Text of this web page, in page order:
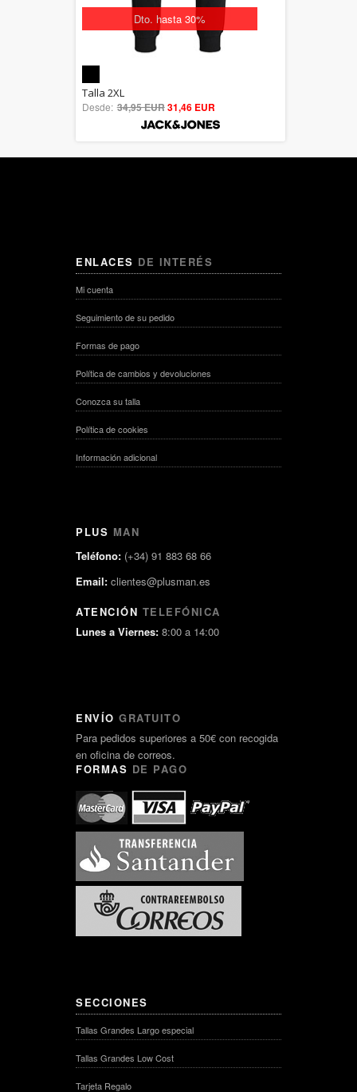
Dto. hasta 30%
out of 5
Talla 2XL
Desde: 34,95 EUR31,46 EUR
ENLACES DE INTERÉS
Mi cuenta
Seguimiento de su pedido
Formas de pago
Política de cambios y devoluciones
Conozca su talla
Política de cookies
Información adicional
PLUS MAN
Teléfono: (+34) 91 883 68 66
Email: clientes@plusman.es
ATENCIÓN TELEFÓNICA
Lunes a Viernes: 8:00 a 14:00
ENVÍO GRATUITO
Para pedidos superiores a 50€ con recogida
en oficina de correos.
FORMAS DE PAGO
SECCIONES
Tallas Grandes Largo especial
Tallas Grandes Low Cost
Tarjeta Regalo